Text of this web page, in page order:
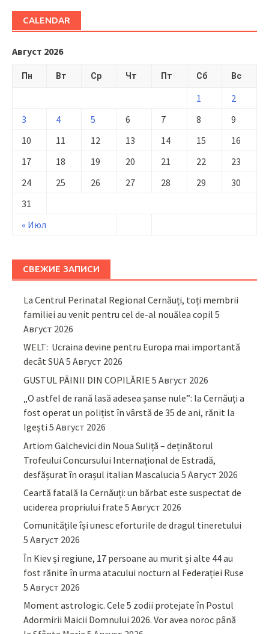
CALENDAR
Август 2026
Пн Вт Ср Чт Пт Сб Вс
« Июл
1
2
3
4 5 6 7 8
9
10
11 12 13 14 15
16
17
18 19 20 21 22
23
24
25 26 27 28 29
30
31
СВЕЖИЕ ЗАПИСИ
La Centrul Perinatal Regional Cernăuți, toți membrii
familiei au venit pentru cel de-al nouălea copil 5
Август 2026
WELT: Ucraina devine pentru Europa mai importantă
decât SUA5 Август 2026
GUSTUL PÂINII DIN COPILĂRIE 5 Август 2026
„O astfel de rană lasă adesea șanse nule”: la Cernăuți a
fost operat un polițist în vârstă de 35 de ani, rănit la
Igești 5 Август 2026
Artiom Galchevici din Noua Suliță – deținătorul
Trofeului Concursului Internațional de Estradă,
desfășurat în orașul italian Mascalucia 5 Август 2026
Ceartă fatală la Cernăuți: un bărbat este suspectat de
uciderea propriului frate 5 Август 2026
Comunitățile își unesc eforturile de dragul tineretului
5 Август 2026
În Kiev și regiune, 17 persoane au murit și alte 44 au
fost rănite în urma atacului nocturn al Federației Ruse
5 Август 2026
Moment astrologic. Cele 5 zodii protejate în Postul
Adormirii Maicii Domnului 2026. Vor avea noroc până